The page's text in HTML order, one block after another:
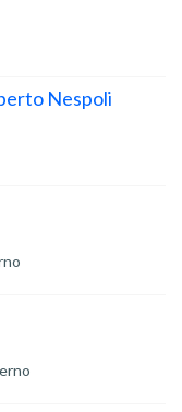
Nespoli